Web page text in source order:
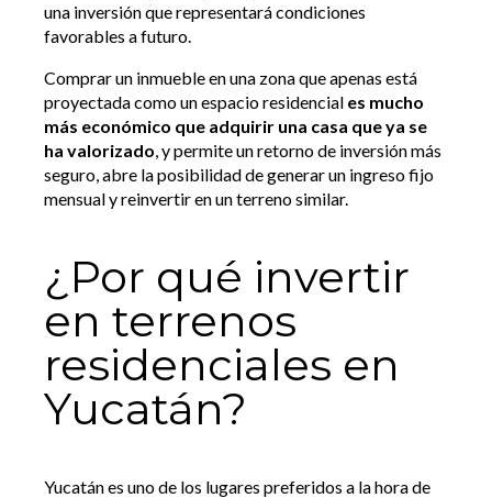
una inversión que representará condiciones
favorables a futuro.
Comprar un inmueble en una zona que apenas está
proyectada como un espacio residencial es mucho
más económico que adquirir una casa que ya se
ha valorizado, y permite un retorno de inversión más
seguro, abre la posibilidad de generar un ingreso fijo
mensual y reinvertir en un terreno similar.
¿Por qué invertir
en terrenos
residenciales en
Yucatán?
Yucatán es uno de los lugares preferidos a la hora de